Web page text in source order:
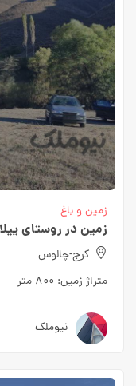
زمین و باغ
زمین در روستای
کرج-چالوس
متراژ زمین: ۸۰۰ متر
نیوملک